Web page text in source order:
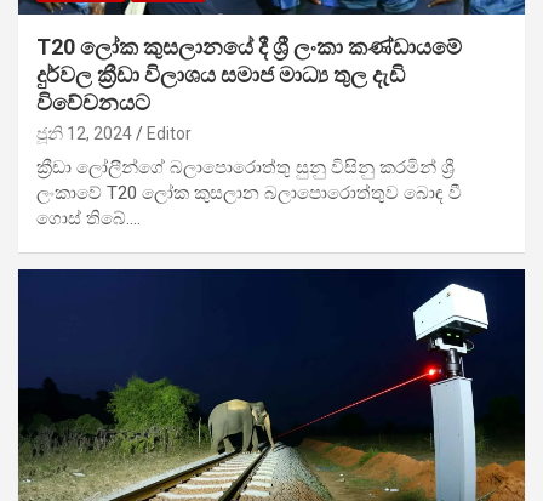
T20 ලෝක කුසලානයේ දී ශ්‍රී ලංකා කණ්ඩායමේ
දුර්වල ක්‍රීඩා විලාශය සමාජ මාධ්‍ය තුල දැඩි
විවේචනයට
ජූනි 12, 2024 Editor
ක්‍රීඩා ලෝලීන්ගේ බලාපොරොත්තු සුනු විසිනු කරමින් ශ්‍රී
ලංකාවේ T20 ලෝක කුසලාන බලාපොරොත්තුව බොඳ වී
ගොස් තිබේ.…